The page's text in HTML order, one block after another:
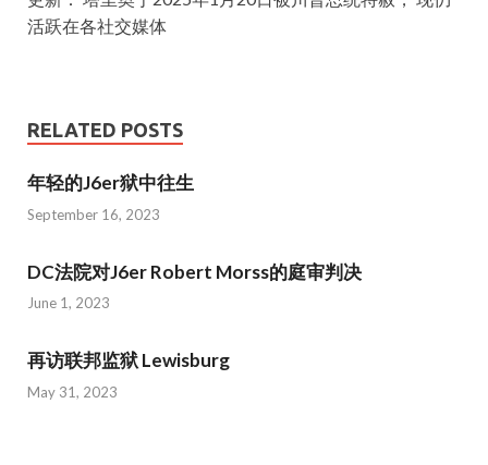
活跃在各社交媒体
RELATED POSTS
年轻的J6er狱中往生
September 16, 2023
DC法院对J6er Robert Morss的庭审判决
June 1, 2023
再访联邦监狱 Lewisburg
May 31, 2023